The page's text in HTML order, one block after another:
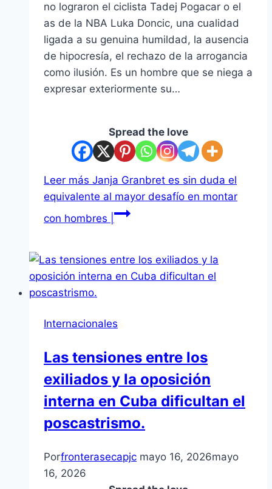
no lograron el ciclista Tadej Pogacar o el
as de la NBA Luka Doncic, una cualidad
ligada a su genuina humildad, la ausencia
de hipocresía, el rechazo de la arrogancia
como ilusión. Es un hombre que se niega a
expresar exteriormente su…
Spread the love
Leer más Janja Granbret es sin duda el
equivalente al mayor desafío en montar
con hombres |
Internacionales
Las tensiones entre los
exiliados y la oposición
interna en Cuba dificultan el
poscastrismo.
Porfronterasecapjc mayo 16, 2026mayo
16, 2026